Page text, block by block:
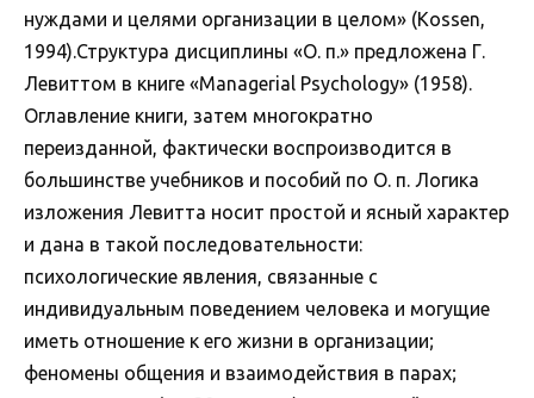
нуждами и целями организации в целом» (Kossen,
1994).Структура дисциплины «О. п.» предложена Г.
Левиттом в книге «Managerial Psychology» (1958).
Оглавление книги, затем многократно
переизданной, фактически воспроизводится в
большинстве учебников и пособий по О. п. Логика
изложения Левитта носит простой и ясный характер
и дана в такой последовательности:
психологические явления, связанные с
индивидуальным поведением человека и могущие
иметь отношение к его жизни в организации;
феномены общения и взаимодействия в парах;